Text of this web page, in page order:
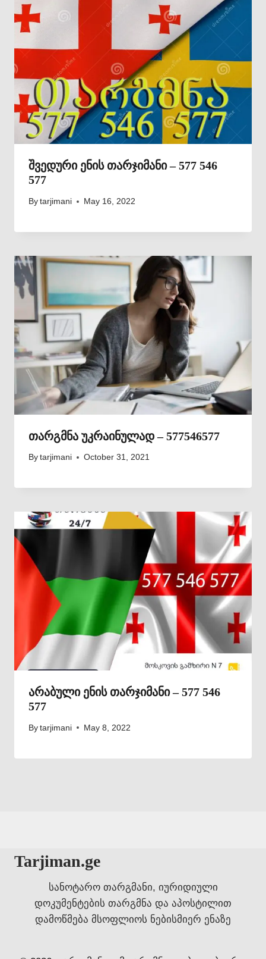
შვედური ენის თარჯიმანი – 577 546
577
By tarjimani May 16, 2022
თარგმნა უკრაინულად – 577546577
By tarjimani October 31, 2021
არაბული ენის თარჯიმანი – 577 546
577
By tarjimani May 8, 2022
Tarjiman.ge
სანოტარო თარგმანი, იურიდიული
დოკუმენტების თარგმნა და აპოსტილით
დამოწმება მსოფლიოს ნებისმიერ ენაზე